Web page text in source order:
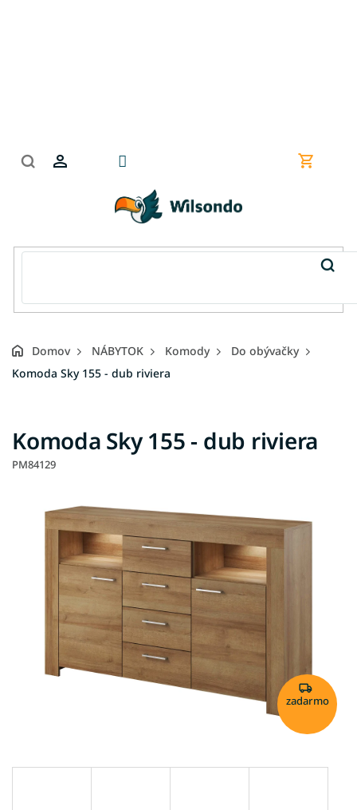
Domov NÁBYTOK Komody
Do obývačky
Komoda Sky 155 - dub riviera
Komoda Sky 155 - dub riviera
PM84129
zadarmo